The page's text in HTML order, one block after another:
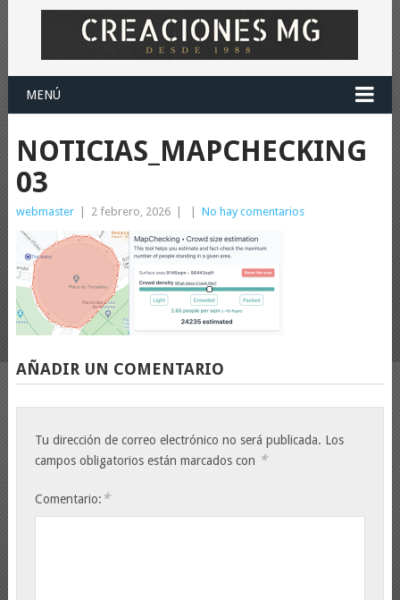
MENÚ
NOTICIAS_MAPCHECKING
03
webmaster 2 febrero, 2026 No hay comentarios
AÑADIR UN COMENTARIO
Tu dirección de correo electrónico no será publicada. Los
campos obligatorios están marcados con *
Comentario: *